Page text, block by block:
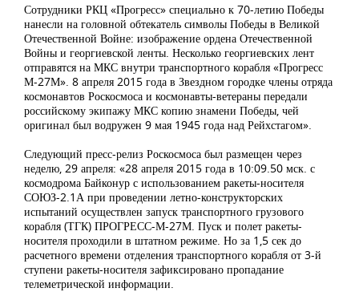
Сотрудники РКЦ «Прогресс» специально к 70-летию Победы
нанесли на головной обтекатель символы Победы в Великой
Отечественной Войне: изображение ордена Отечественной
Войны и георгиевской ленты. Несколько георгиевских лент
отправятся на МКС внутри транспортного корабля «Прогресс
М-27М». 8 апреля 2015 года в Звездном городке члены отряда
космонавтов Роскосмоса и космонавты-ветераны передали
российскому экипажу МКС копию знамени Победы, чей
оригинал был водружен 9 мая 1945 года над Рейхстагом».
Следующий пресс-релиз Роскосмоса был размещен через
неделю, 29 апреля: «28 апреля 2015 года в 10:09.50 мск. с
космодрома Байконур с использованием ракеты-носителя
СОЮЗ-2.1А при проведении летно-конструкторских
испытаний осуществлен запуск транспортного грузового
корабля (ТГК) ПРОГРЕСС-М-27М. Пуск и полет ракеты-
носителя проходили в штатном режиме. Но за 1,5 сек до
расчетного времени отделения транспортного корабля от 3-й
ступени ракеты-носителя зафиксировано пропадание
телеметрической информации.